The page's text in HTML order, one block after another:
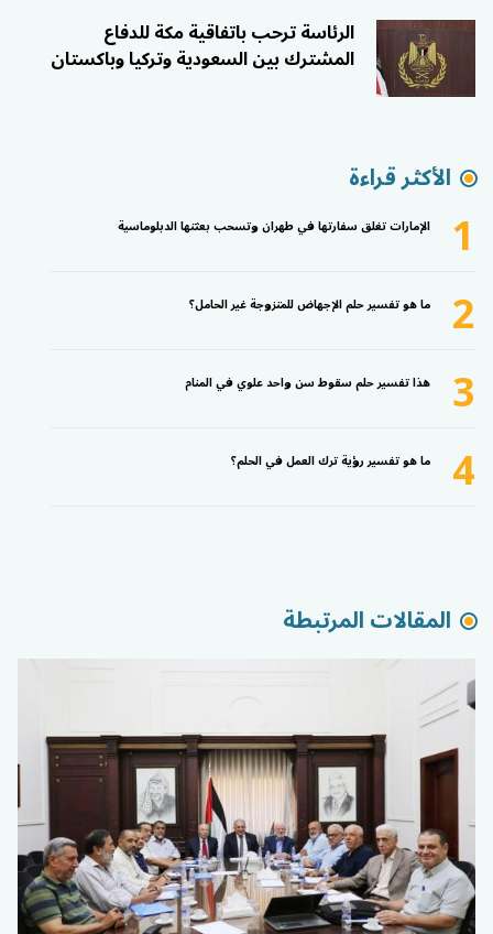
الرئاسة ترحب باتفاقية مكة للدفاع
المشترك بين السعودية وتركيا وباكستان
الأكثر قراءة
1 الإمارات تغلق سفارتها في طهران وتسحب بعثتها الدبلوماسية
2 ما هو تفسير حلم الإجهاض للمتزوجة غير الحامل؟
3 هذا تفسير حلم سقوط سن واحد علوي في المنام
4 ما هو تفسير رؤية ترك العمل في الحلم؟
المقالات المرتبطة